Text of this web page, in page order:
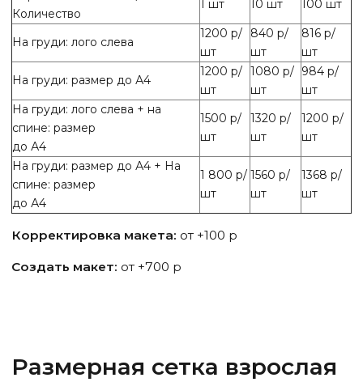
Количество
1 шт 10 шт 100 шт
На груди: лого слева
1200 р/
шт
840 р/
шт
816 р/
шт
На груди: размер до А4
1200 р/
шт
1080 р/
шт
984 р/
шт
На груди: лого слева + на
спине: размер
до А4
1500 р/
шт
1320 р/
шт
1200 р/
шт
На груди: размер до А4 + На
спине: размер
до А4
1 800 р/
шт
1560 р/
шт
1368 р/
шт
Корректировка макета: от +100 р
Создать макет: от +700 р
Размерная сетка взрослая